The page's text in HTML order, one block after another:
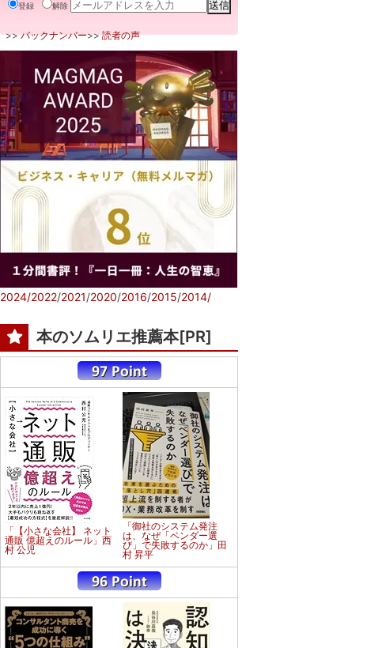
登録 解除
>>バックナンバー>>読者の声
2024/2022/2021/2020/2016/2015/2014/
本のソムリエ推薦本[PR]
「【小さな会社】 ネット
通販 億超えのルール」西
村 公児
「御社のシステム発注
は、なぜ「ベンダー選
び」で失敗するのか」田
村 昇平